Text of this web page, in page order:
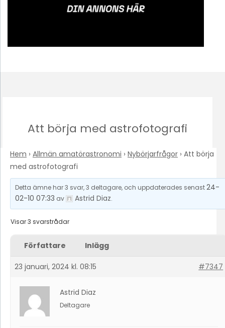
Att börja med astrofotografi
Hem › Allmän amatörastronomi › Nybörjarfrågor › Att börja
med astrofotografi
Detta ämne har 3 svar, 3 deltagare, och uppdaterades senast24-
02-10 07:33 av Astrid Diaz.
Visar 3 svarstrådar
Författare Inlägg
23 januari, 2024 kl. 08:15 #7347
Astrid Diaz
Deltagare